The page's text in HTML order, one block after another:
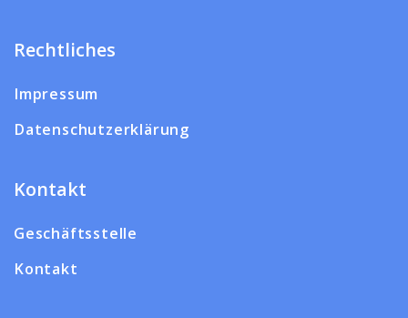
Rechtliches
Impressum
Datenschutzerklärung
Kontakt
Geschäftsstelle
Kontakt